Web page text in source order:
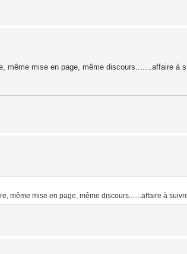
même mise en page, même discours.......affaire à
même mise en page, même discours.......affaire à